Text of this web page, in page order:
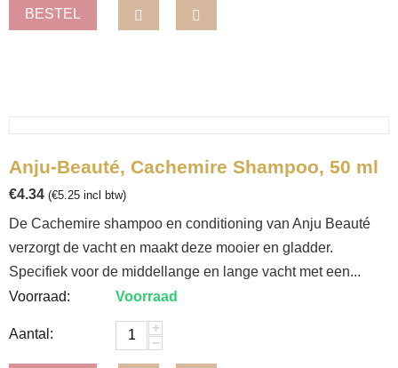
BESTEL
Anju-Beauté, Cachemire Shampoo, 50 ml
€4.34 (€5.25 incl btw)
De Cachemire shampoo en conditioning van Anju Beauté
verzorgt de vacht en maakt deze mooier en gladder.
Specifiek voor de middellange en lange vacht met een...
Voorraad:
Voorraad
Aantal:
+
−